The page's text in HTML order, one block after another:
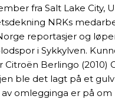
fra Salt Lake
NRKs
reportasjer og
i Sykkylven.
Citroën Berlingo
ble det lagt på et
omlegginga er på